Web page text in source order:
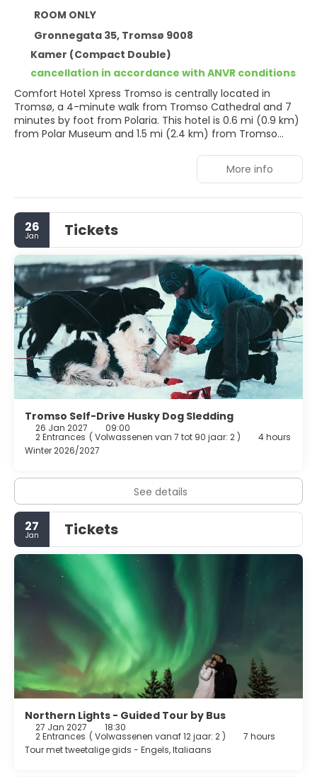
ROOM ONLY
Gronnegata 35, Tromsø 9008
Kamer (Compact Double)
cancellation in accordance with ANVR conditions
Comfort Hotel Xpress Tromso is centrally located in
Tromsø, a 4-minute walk from Tromso Cathedral and 7
minutes by foot from Polaria. This hotel is 0.6 mi (0.9 km)
from Polar Museum and 1.5 mi (2.4 km) from Tromso
Make use of convenient amenities, which include
complimentary wireless internet access and discounted
use of a nearby fitness facility.
Make yourself at home in one of the 192 guestrooms.
Bathrooms have showers and hair dryers. Conveniences
include desks and blackout drapes/curtains, and
housekeeping is provided on request.
Satisfy your appetite at the hotel's coffee shop/cafe, or
stop in at the snack bar/deli. Quench your thirst with your
favorite drink at the bar/lounge.
Featured amenities include express check-in, express
check-out, and a 24-hour front desk.
More info
26
Jan Tickets
Tromso Self-Drive Husky Dog Sledding
26 Jan 2027 09:00
2 Entrances ( Volwassenen van 7 tot 90 jaar: 2 )
4 hours
Winter 2026/2027
See details
27
Jan Tickets
Northern Lights - Guided Tour by Bus
27 Jan 2027 18:30
2 Entrances ( Volwassenen vanaf 12 jaar: 2 )
7 hours
Tour met tweetalige gids - Engels, Italiaans